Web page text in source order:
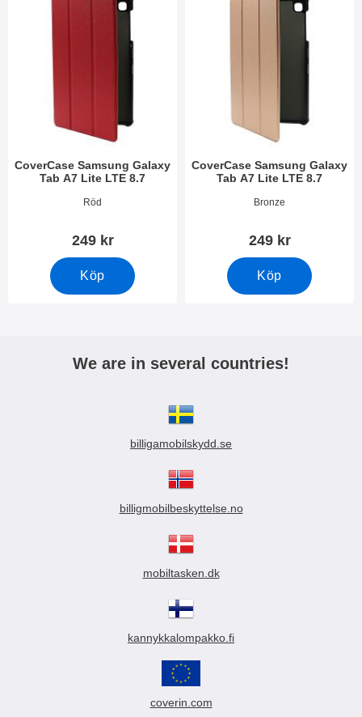
CoverCase Samsung Galaxy
Tab A7 Lite LTE 8.7
Röd
249 kr
Köp
CoverCase Samsung Galaxy
Tab A7 Lite LTE 8.7
Art. nr 40960Bronze
249 kr
Köp
We are in several countries!
billigamobilskydd.se
billigmobilbeskyttelse.no
mobiltasken.dk
kannykkalompakko.fi
coverin.com